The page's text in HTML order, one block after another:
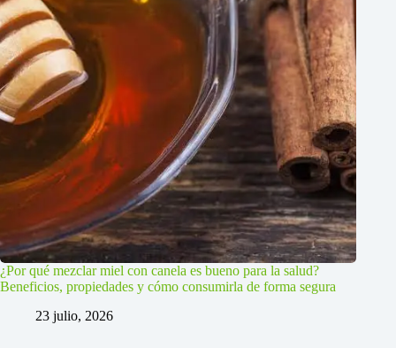
¿Por qué mezclar miel con canela es bueno para la salud?
Beneficios, propiedades y cómo consumirla de forma segura
23 julio, 2026